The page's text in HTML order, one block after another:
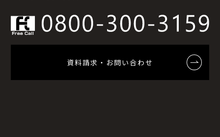
資料請求・お問い合わせ